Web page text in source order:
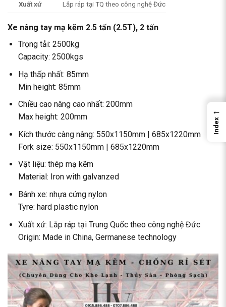
Xuất xứ Lắp ráp tại TQ theo công nghệ Đức
Xe nâng tay mạ kẽm 2.5 tấn (2.5T), 2 tấn
Trọng tải: 2500kg
Capacity: 2500kgs
Hạ thấp nhất: 85mm
Min height: 85mm
Chiều cao nâng cao nhất: 200mm
Max height: 200mm
Kích thước càng nâng: 550x1150mm | 685x1220mm
Fork size: 550x1150mm | 685x1220mm
Vật liệu: thép mạ kẽm
Material: Iron with galvanzed
Bánh xe: nhựa cứng nylon
Tyre: hard plastic nylon
Xuất xứ: Lắp ráp tại Trung Quốc theo công nghệ Đức
Origin: Made in China, Germanese technology
←
Index